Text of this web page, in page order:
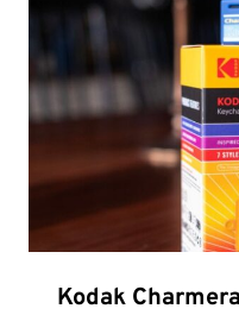
Kodak